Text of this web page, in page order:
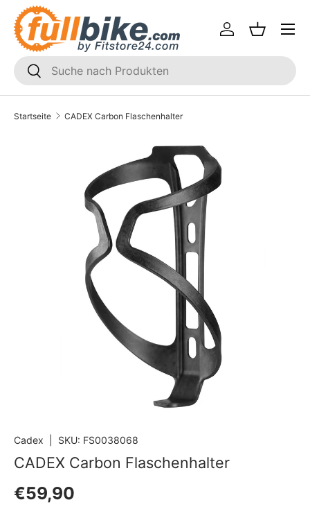
Direkt zum Inhalt
SUCHEN
Suchen
Einloggen
Menü
Startseite CADEX Carbon Flaschenhalter
Translation missing:
Cadex SKU: FS0038068
CADEX Carbon Flaschenhalter
Normaler Preis
€59,90